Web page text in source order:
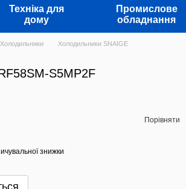
Техніка для
дому
Промислове
обладнання
Холодильники Холодильники SNAIGE
S5MP2F
Порівняти
знижки